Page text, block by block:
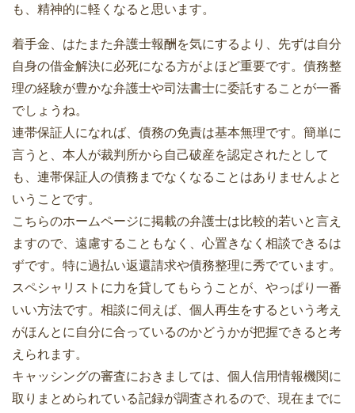
も、精神的に軽くなると思います。
着手金、はたまた弁護士報酬を気にするより、先ずは自分
自身の借金解決に必死になる方がよほど重要です。債務整
理の経験が豊かな弁護士や司法書士に委託することが一番
でしょうね。
連帯保証人になれば、債務の免責は基本無理です。簡単に
言うと、本人が裁判所から自己破産を認定されたとして
も、連帯保証人の債務までなくなることはありませんよと
いうことです。
こちらのホームページに掲載の弁護士は比較的若いと言え
ますので、遠慮することもなく、心置きなく相談できるは
ずです。特に過払い返還請求や債務整理に秀でています。
スペシャリストに力を貸してもらうことが、やっぱり一番
いい方法です。相談に伺えば、個人再生をするという考え
がほんとに自分に合っているのかどうかが把握できると考
えられます。
キャッシングの審査におきましては、個人信用情報機関に
取りまとめられている記録が調査されるので、現在までに